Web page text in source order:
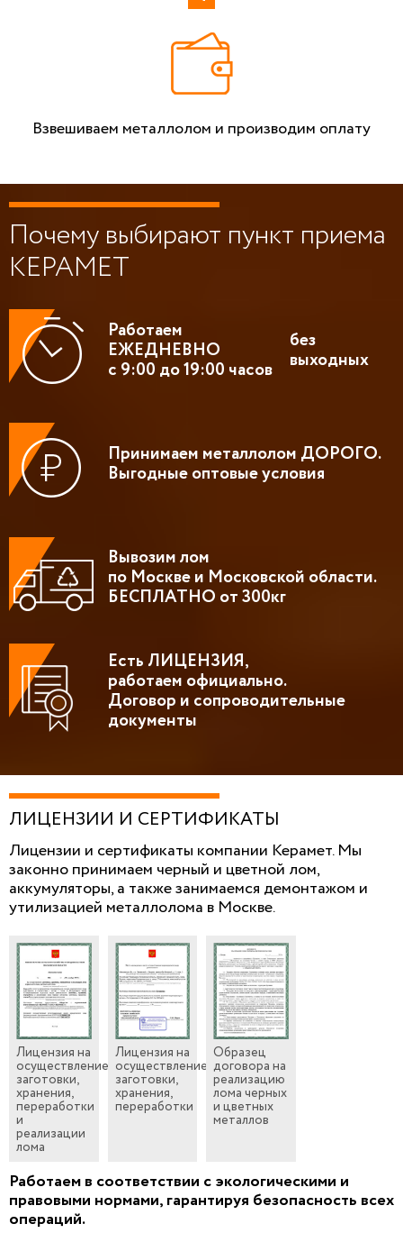
Взвешиваем металлолом и производим оплату
Почему выбирают пункт приема
КЕРАМЕТ
Работаем
ЕЖЕДНЕВНО
с 9:00 до 19:00 часов
без
выходных
Принимаем металлолом ДОРОГО.
Выгодные оптовые условия
Вывозим лом
по Москве и Московской области.
БЕСПЛАТНО от 300кг
Есть ЛИЦЕНЗИЯ,
работаем официально.
Договор и сопроводительные
документы
ЛИЦЕНЗИИ И СЕРТИФИКАТЫ
Лицензии и сертификаты компании Керамет. Мы
законно принимаем черный и цветной лом,
аккумуляторы, а также занимаемся демонтажом и
утилизацией металлолома в Москве.
Лицензия на
осуществление
заготовки,
хранения,
переработки
и
реализации
лома
Лицензия на
осуществление
заготовки,
хранения,
переработки
Образец
договора на
реализацию
лома черных
и цветных
металлов
Работаем в соответствии с экологическими и
правовыми нормами, гарантируя безопасность всех
операций.